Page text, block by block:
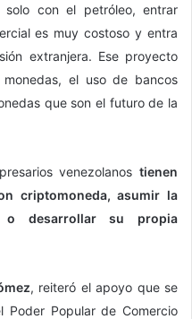
solo con el petróleo, entrar
es muy costoso y entra
extranjera. Ese proyecto
el uso de bancos
que son el futuro de la
venezolanos tienen
criptomoneda, asumir la
o desarrollar su propia
, reiteró el apoyo que se
Poder Popular de Comercio